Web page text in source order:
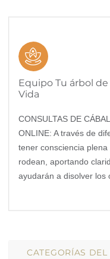
Equipo Tu árbol de
Vida
CONSULTAS DE
ONLINE: A través de
tener consciencia
rodean, aportando
ayudarán a disolver los
CATEGORÍAS